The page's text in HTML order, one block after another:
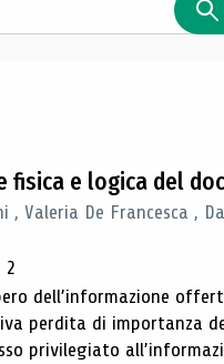
fisica e logica del
, Valeria De Francesca ,
2
dell’informazione
perdita di importanza
privilegiato